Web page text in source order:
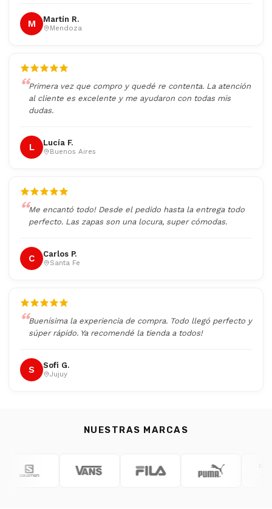
M Martín R.
Mendoza
Primera vez que compro y quedé re contenta. La atención
al cliente es excelente y me ayudaron con todas mis
dudas.
L Lucía F.
Buenos Aires
Me encantó todo! Desde el pedido hasta la entrega todo
perfecto. Las zapas son una locura, super cómodas.
C Carlos P.
Santa Fe
Buenísima la experiencia de compra. Todo llegó perfecto y
súper rápido. Ya recomendé la tienda a todos!
S Sofi G.
Jujuy
NUESTRAS MARCAS